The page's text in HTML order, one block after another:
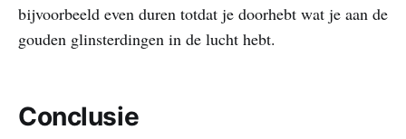
bijvoorbeeld even duren totdat je doorhebt wat je aan de
gouden glinsterdingen in de lucht hebt.
Conclusie